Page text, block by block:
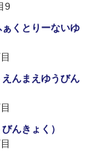
9
くとりーないゆ
んまえゆうびん
んきょく）